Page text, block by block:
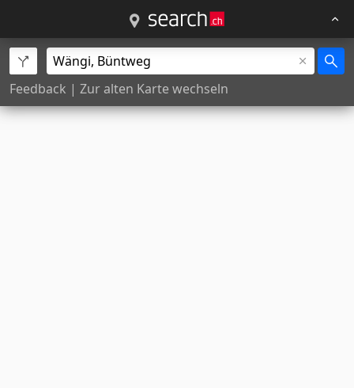
Feedback | Zur alten Karte wechseln